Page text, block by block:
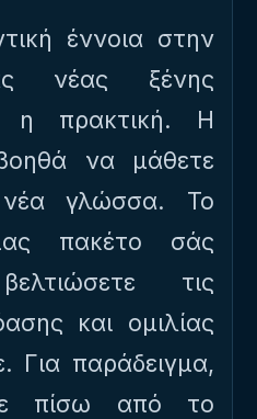
έννοια στην
νέας ξένης
η πρακτική. Η
να μάθετε
γλώσσα. Το
πακέτο σάς
τις
και ομιλίας
Για παράδειγμα,
πίσω από το